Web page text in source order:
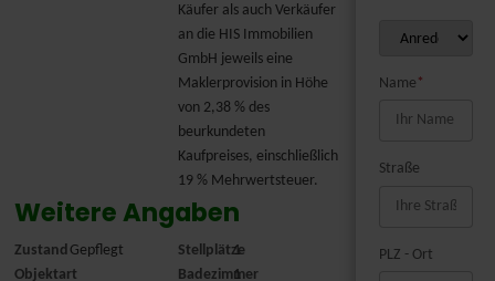
Käufer als auch Verkäufer
an die HIS Immobilien
GmbH jeweils eine
Maklerprovision in Höhe
von 2,38 % des
beurkundeten
Kaufpreises, einschließlich
19 % Mehrwertsteuer.
Weitere Angaben
Zustand Gepflegt Stellplätze
1
Objektart
Badezimmer
1
Name *
Straße
PLZ - Ort